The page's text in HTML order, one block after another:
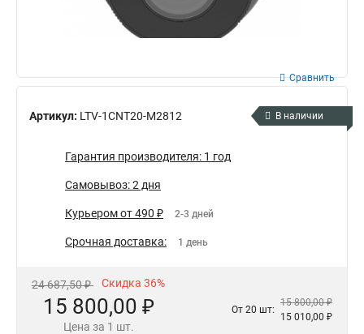
Артикул: LTV-1CNT20-M2812
Сравнить
В наличии
Гарантия производителя: 1 год
Самовывоз: 2 дня
Курьером от 490 ₽ 2-3 дней
Срочная доставка: 1 день
24 687,50 ₽ Скидка 36%
15 800,00 ₽
Цена за 1 шт.
От 20 шт:
15 800,00 ₽
15 010,00 ₽